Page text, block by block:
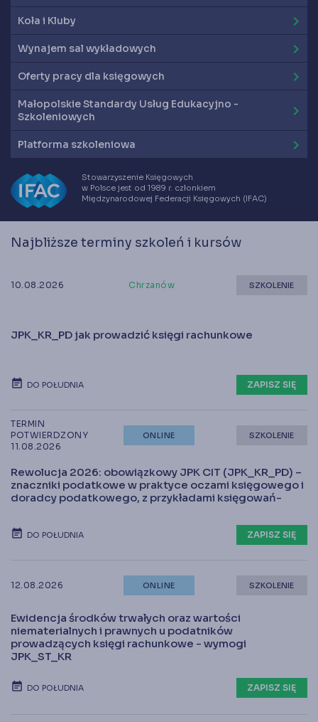
Koła i Kluby keyboard_arrow_right
Wynajem sal wykładowych keyboard_arrow_right
Oferty pracy dla księgowych keyboard_arrow_right
Małopolskie Standardy Usług Edukacyjno -
Szkoleniowych
keyboard_arrow_right
Platforma szkoleniowa keyboard_arrow_right
Stowarzyszenie Księgowych
w Polsce jest od 1989 r. członkiem
Międzynarodowej Federacji Księgowych (IFAC)
Najbliższe terminy szkoleń i kursów
10.08.2026 Chrzanów SZKOLENIE
JPK_KR_PD jak prowadzić księgi rachunkowe
DO POŁUDNIA ZAPISZ SIĘ
TERMIN
POTWIERDZONY
11.08.2026
ONLINE SZKOLENIE
Rewolucja 2026: obowiązkowy JPK CIT (JPK_KR_PD) –
znaczniki podatkowe w praktyce oczami księgowego i
doradcy podatkowego, z przykładami księgowań-
DO POŁUDNIA ZAPISZ SIĘ
12.08.2026 ONLINE SZKOLENIE
Ewidencja środków trwałych oraz wartości
niematerialnych i prawnych u podatników
prowadzących księgi rachunkowe - wymogi
JPK_ST_KR
DO POŁUDNIA ZAPISZ SIĘ